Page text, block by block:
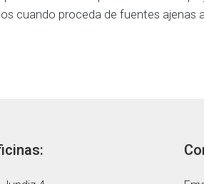
cuando proceda de fuentes ajenas